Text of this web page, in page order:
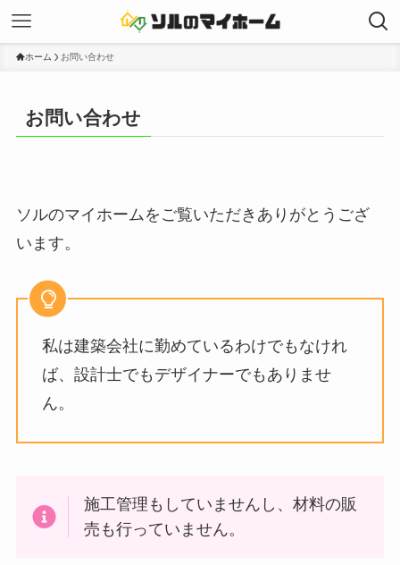
ホーム お問い合わせ
お問い合わせ
ソルのマイホームをご覧いただきありがとうござ
います。
私は建築会社に勤めているわけでもなけれ
ば、設計士でもデザイナーでもありませ
ん。
施工管理もしていませんし、材料の販
売も行っていません。